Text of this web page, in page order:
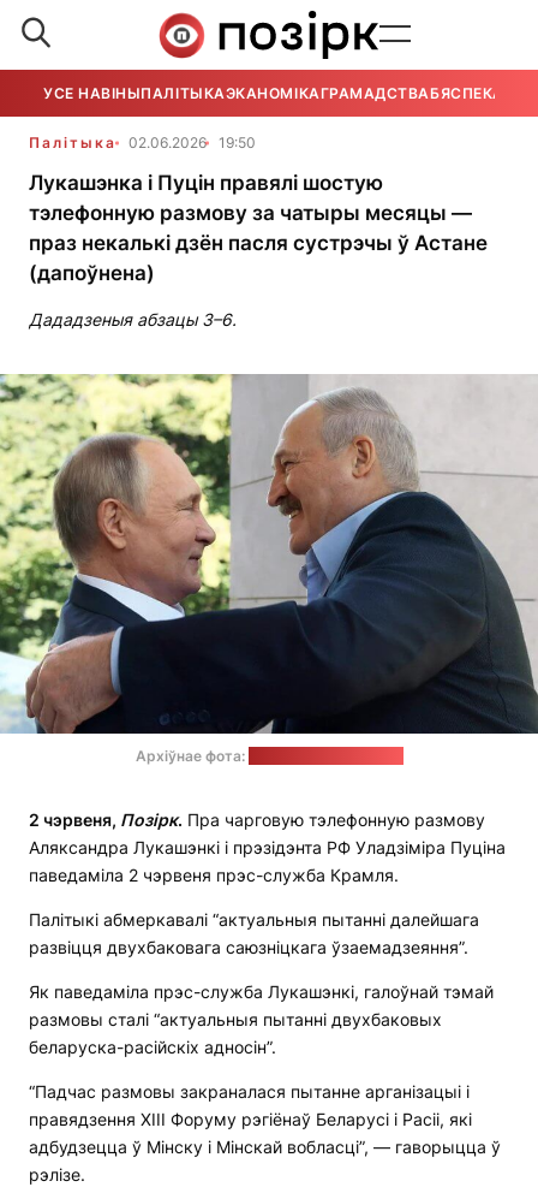
УСЕ НАВІНЫПАЛІТЫКАЭКАНОМІКАГРАМАДСТВАБЯСПЕКА
Палітыка 02.06.2026 19:50
Лукашэнка і Пуцін правялі шостую
тэлефонную размову за чатыры месяцы —
праз некалькі дзён пасля сустрэчы ў Астане
(дапоўнена)
Дададзеныя абзацы 3–6.
Архіўнае фота:
2 чэрвеня, Позірк. Пра чарговую тэлефонную размову
Аляксандра Лукашэнкі і прэзідэнта РФ Уладзіміра Пуціна
паведаміла 2 чэрвеня прэс-служба Крамля.
Палітыкі абмеркавалі “актуальныя пытанні далейшага
развіцця двухбаковага саюзніцкага ўзаемадзеяння”.
Як паведаміла прэс-служба Лукашэнкі, галоўнай тэмай
размовы сталі “актуальныя пытанні двухбаковых
беларуска-расійскіх адносін”.
“Падчас размовы закраналася пытанне арганізацыі і
правядзення XIII Форуму рэгіёнаў Беларусі і Расіі, які
адбудзецца ў Мінску і Мінскай вобласці”, — гаворыцца ў
рэлізе.